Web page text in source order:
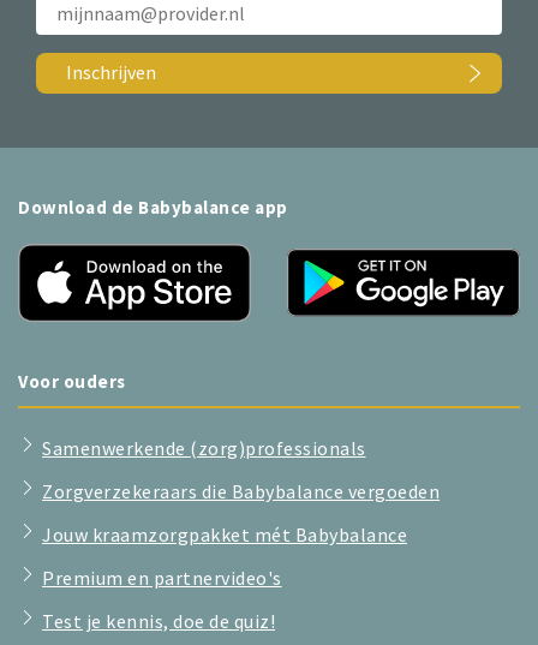
Inschrijven
Download de Babybalance app
Voor ouders
Samenwerkende (zorg)professionals
Zorgverzekeraars die Babybalance vergoeden
Jouw kraamzorgpakket mét Babybalance
Premium en partnervideo's
Test je kennis, doe de quiz!